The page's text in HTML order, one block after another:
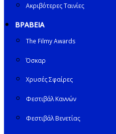
Ακριβότερες Ταινίες
ΒΡΑΒΕΙΑ
The Filmy Awards
Όσκαρ
Χρυσές Σφαίρες
Φεστιβάλ Καννών
Φεστιβάλ Βενετίας